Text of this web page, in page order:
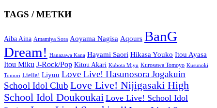
TAGS / МЕТКИ
Aiba Aina Amamiya Sora Aoyama Nagisa Aqours BanG
Dream!
Hanazawa Kana Hayami Saori Hikasa Youko Itou Ayasa
Itou Miku J-Rock/Pop Kitou Akari Kubota Miyu Kurosawa Tomoyo Kusunoki
Tomori Liella! Liyuu Love Live! Hasunosora Jogakuin
School Idol Club Love Live! Nijigasaki High
School Idol Doukoukai Love Live! School Idol